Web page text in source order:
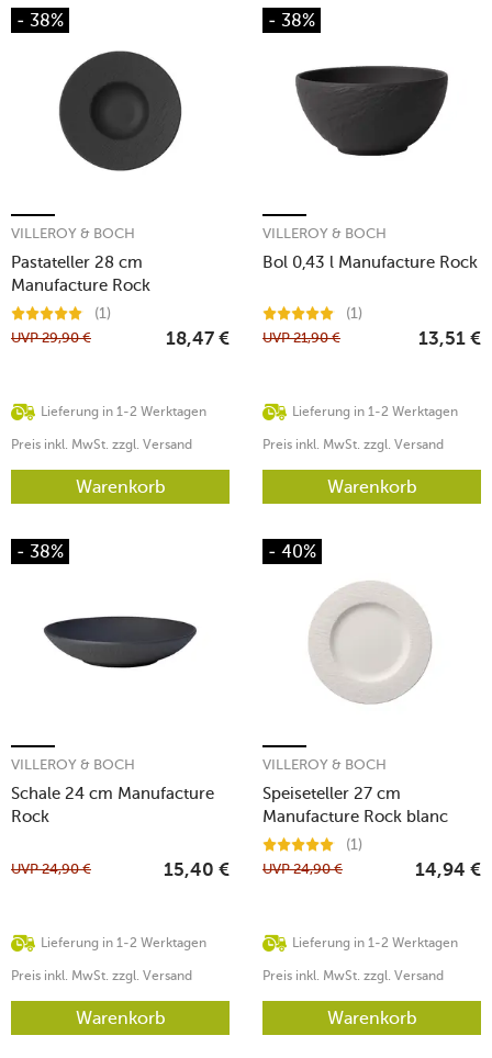
- 38%
Pastateller 28 cm
Manufacture Rock
VILLEROY & BOCH
(1)
Lieferung in 1-2 Werktagen
UVP29,90 € 18,47 €
Preis inkl. MwSt. zzgl. Versand
Warenkorb
- 38%
Bol 0,43 l Manufacture Rock
VILLEROY & BOCH
(1)
Lieferung in 1-2 Werktagen
UVP21,90 € 13,51 €
Preis inkl. MwSt. zzgl. Versand
Warenkorb
- 38%
Schale 24 cm Manufacture
Rock
VILLEROY & BOCH
Lieferung in 1-2 Werktagen
UVP24,90 € 15,40 €
Preis inkl. MwSt. zzgl. Versand
Warenkorb
- 40%
Speiseteller 27 cm
Manufacture Rock blanc
VILLEROY & BOCH
(1)
Lieferung in 1-2 Werktagen
UVP24,90 € 14,94 €
Preis inkl. MwSt. zzgl. Versand
Warenkorb